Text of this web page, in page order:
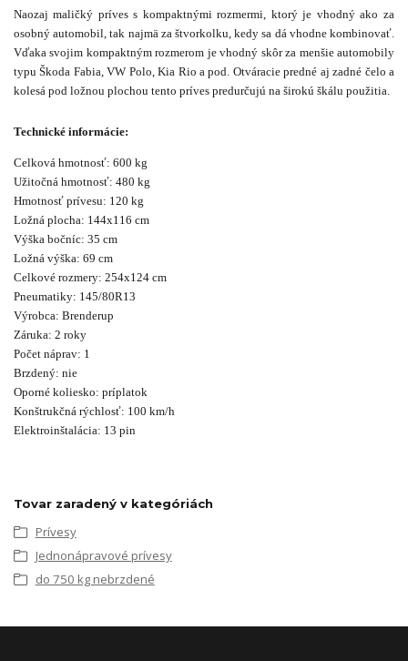
Naozaj maličký príves s kompaktnými rozmermi, ktorý je vhodný ako za
osobný automobil, tak najmä za štvorkolku, kedy sa dá vhodne kombinovať.
Vďaka svojim kompaktným rozmerom je vhodný skôr za menšie automobily
typu Škoda Fabia, VW Polo, Kia Rio a pod. Otváracie predné aj zadné čelo a
kolesá pod ložnou plochou tento príves predurčujú na širokú škálu použitia.
Technické informácie:
Celková hmotnosť: 600 kg
Užitočná hmotnosť: 480 kg
Hmotnosť prívesu: 120 kg
Ložná plocha: 144x116 cm
Výška bočníc: 35 cm
Ložná výška: 69 cm
Celkové rozmery: 254x124 cm
Pneumatiky: 145/80R13
Výrobca: Brenderup
Záruka: 2 roky
Počet náprav: 1
Brzdený: nie
Oporné koliesko: príplatok
Konštrukčná rýchlosť: 100 km/h
Elektroinštalácia: 13 pin
Tovar zaradený v kategóriách
Prívesy
Jednonápravové prívesy
do 750 kg nebrzdené